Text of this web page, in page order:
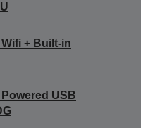
+ Built-in
USB